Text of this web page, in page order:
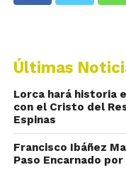
Últimas
Lorca hará historia
con el Cristo del
Espinas
Francisco Ibáñez
Paso Encarnado